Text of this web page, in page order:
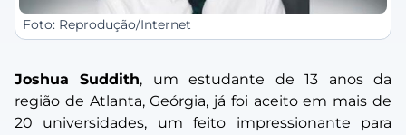
Foto: Reprodução/Internet
Joshua Suddith, um estudante de 13 anos da
região de Atlanta, Geórgia, já foi aceito em mais de
20 universidades, um feito impressionante para